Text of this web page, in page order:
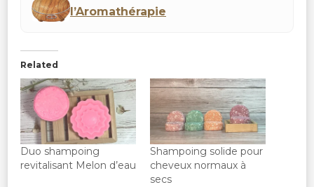
l’Aromathérapie
Related
Duo shampoing
revitalisant Melon d’eau
Shampoing solide pour
cheveux normaux à
secs